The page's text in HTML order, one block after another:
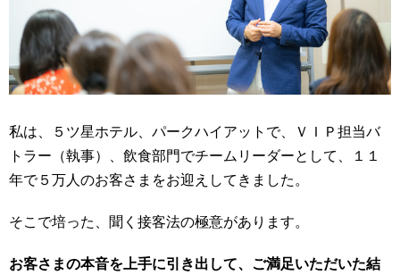
私は、５ツ星ホテル、パークハイアットで、ＶＩＰ担当バ
トラー（執事）、飲食部門でチームリーダーとして、１１
年で５万人のお客さまをお迎えしてきました。
そこで培った、聞く接客法の極意があります。
お客さまの本音を上手に引き出して、ご満足いただいた結